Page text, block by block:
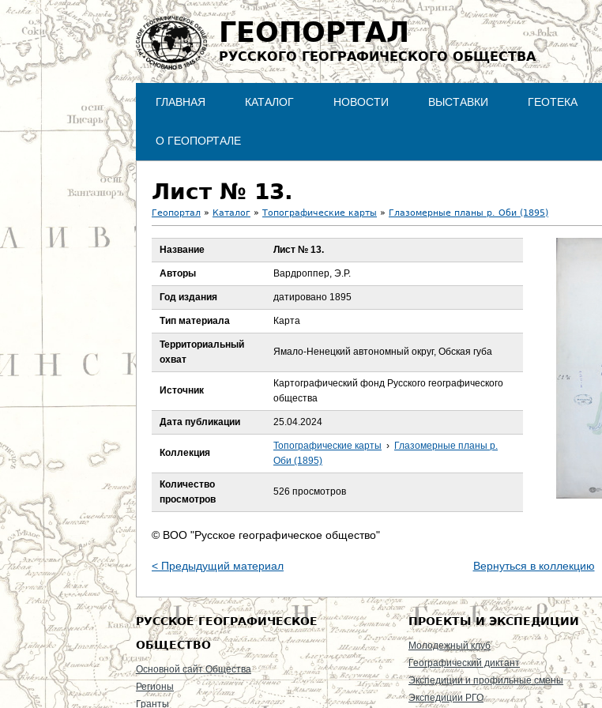
Jump to navigation
ГЕОПОРТАЛ
РУССКОГО ГЕОГРАФИЧЕСКОГО ОБЩЕСТВА
ГЛАВНАЯ КАТАЛОГ НОВОСТИ ВЫСТАВКИ ГЕОТЕКА
О ГЕОПОРТАЛЕ
Лист № 13.
В
ы
д
е
с
ь
Геопортал » Каталог » Топографические карты » Глазомерные планы р. Оби (1895)
Название Лист № 13.
Авторы Вардроппер, Э.Р.
Год издания датировано 1895
Тип материала Карта
Территориальный
охват
Ямало-Ненецкий автономный округ, Обская губа
Источник
Картографический фонд Русского географического
общества
Дата публикации 25.04.2024
Коллекция
Топографические карты › Глазомерные планы р.
Оби (1895)
Количество
просмотров
526 просмотров
© ВОО "Русское географическое общество"
< Предыдущий материал Вернуться в коллекцию
РУССКОЕ ГЕОГРАФИЧЕСКОЕ
ОБЩЕСТВО
Основной сайт Общества
Регионы
Гранты
ПРОЕКТЫ И ЭКСПЕДИЦИИ
Молодежный клуб
Географический диктант
Экспедиции и профильные смены
Экспедиции РГО